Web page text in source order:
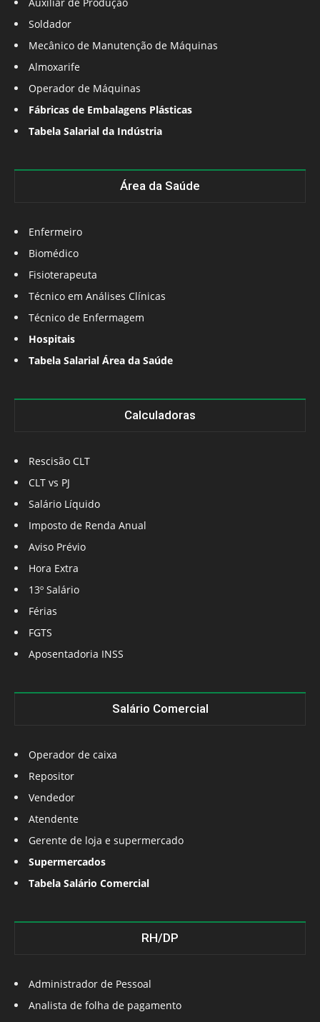
Auxiliar de Produção
Soldador
Mecânico de Manutenção de Máquinas
Almoxarife
Operador de Máquinas
Fábricas de Embalagens Plásticas
Tabela Salarial da Indústria
Área da Saúde
Enfermeiro
Biomédico
Fisioterapeuta
Técnico em Análises Clínicas
Técnico de Enfermagem
Hospitais
Tabela Salarial Área da Saúde
Calculadoras
Rescisão CLT
CLT vs PJ
Salário Líquido
Imposto de Renda Anual
Aviso Prévio
Hora Extra
13º Salário
Férias
FGTS
Aposentadoria INSS
Salário Comercial
Operador de caixa
Repositor
Vendedor
Atendente
Gerente de loja e supermercado
Supermercados
Tabela Salário Comercial
RH/DP
Administrador de Pessoal
Analista de folha de pagamento